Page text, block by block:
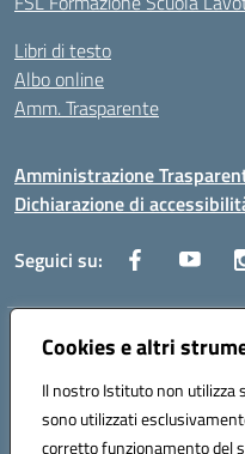
Cookies e altri
Il nostro Istituto non
sono utilizzati
corretto funzionamento del
Libri di testo
Albo online
Amm. Trasparente
Amministrazione
Dichiarazione di
Seguici su:
Indirizzo:Lecce
Posta elettronica certificata
Codice fiscale: 80010750752